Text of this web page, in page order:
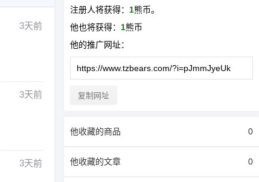
3天前
3天前
3天前
注册人将获得： 1熊币。
他也将获得： 1熊币
他的推广网址：
复制网址
他收藏的商品 0
他收藏的文章 0